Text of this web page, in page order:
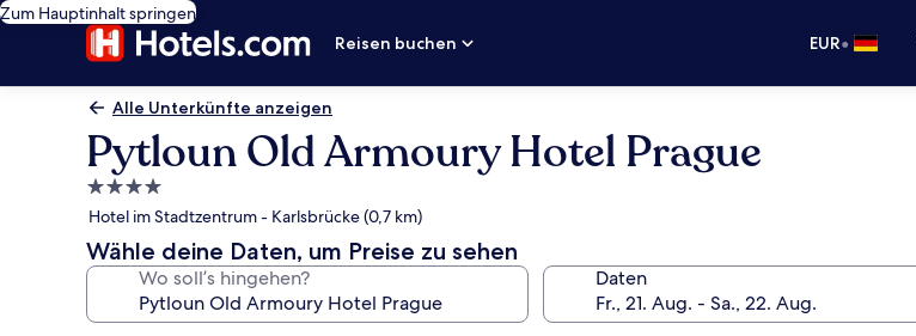
Zum Hauptinhalt springen
Reisen buchen
EUR•
Alle Unterkünfte anzeigen
Pytloun Old Armoury Hotel Prague
4.0-
Sterne-
Unterkunft
Hotel im Stadtzentrum - Karlsbrücke (0,7 km)
Wähle deine Daten, um Preise zu sehen
Wo soll’s hingehen? Daten